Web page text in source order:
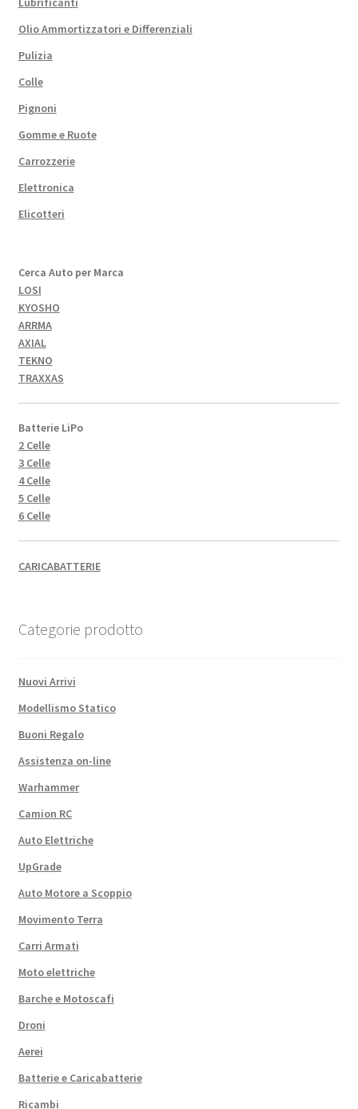
Olio Ammortizzatori e Differenziali
Pulizia
Colle
Pignoni
Gomme e Ruote
Carrozzerie
Elettronica
Elicotteri
Cerca Auto per Marca
LOSI
KYOSHO
ARRMA
AXIAL
TEKNO
TRAXXAS
Batterie LiPo
2 Celle
3 Celle
4 Celle
5 Celle
6 Celle
CARICABATTERIE
Categorie prodotto
Nuovi Arrivi
Modellismo Statico
Buoni Regalo
Assistenza on-line
Warhammer
Camion RC
Auto Elettriche
UpGrade
Auto Motore a Scoppio
Movimento Terra
Carri Armati
Moto elettriche
Barche e Motoscafi
Droni
Aerei
Batterie e Caricabatterie
Ricambi